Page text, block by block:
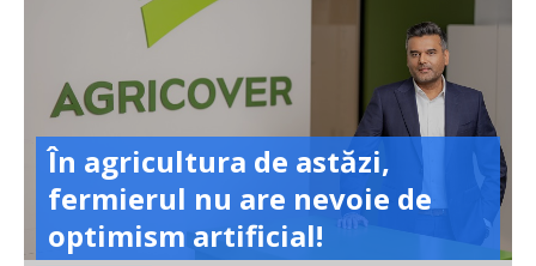
În agricultura de astăzi,
fermierul nu are nevoie de
optimism artificial!